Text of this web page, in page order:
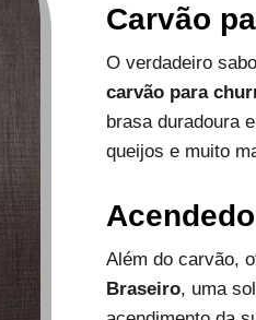
Carvão
O verdadeiro
carvão para
brasa duradoura
queijos e muito
Além do carvão,
Braseiro, uma